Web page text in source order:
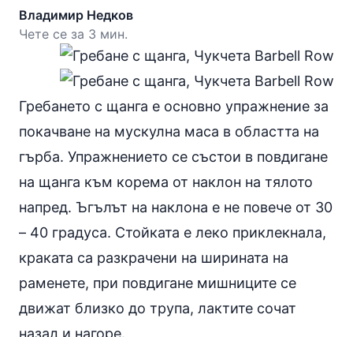
Владимир Недков
Чете се за 3 мин.
Гребането с щанга e основно упражнение за
покачване на мускулна маса в областта на
гърба. Упражнението се състои в повдигане
на щанга към корема от наклон на тялото
напред. Ъгълът на наклона е не повече от 30
– 40 градуса. Стойката е леко приклекнала,
краката са разкрачени на ширината на
раменете, при повдигане мишниците се
движат близко до трупа, лактите сочат
назад и нагоре.